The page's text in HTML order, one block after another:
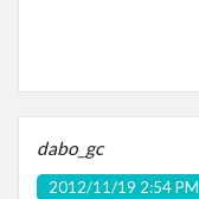
dabo_gc
2012/11/19 2:54 PM